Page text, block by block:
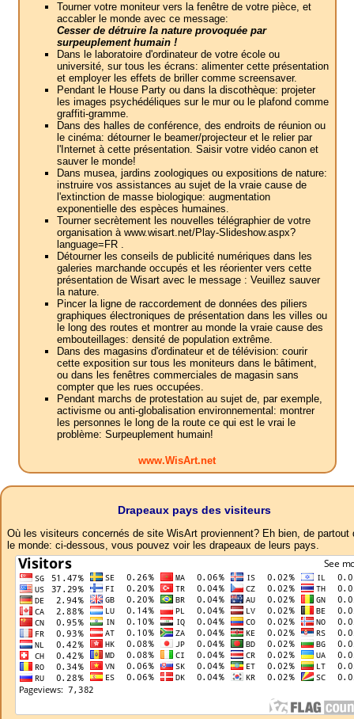
Tourner votre moniteur vers la fenêtre de votre pièce, et
accabler le monde avec ce message:
Cesser de détruire la nature provoquée par
surpeuplement humain !
Dans le laboratoire d'ordinateur de votre école ou
université, sur tous les écrans: alimenter cette présentation
et employer les effets de briller comme screensaver.
Pendant le House Party ou dans la discothèque: projeter
les images psychédéliques sur le mur ou le plafond comme
graffiti-gramme.
Dans des halles de conférence, des endroits de réunion ou
le cinéma: détourner le beamer/projecteur et le relier par
l'Internet à cette présentation. Saisir votre vidéo canon et
sauver le monde!
Dans musea, jardins zoologiques ou expositions de nature:
instruire vos assistances au sujet de la vraie cause de
l'extinction de masse biologique: augmentation
exponentielle des espèces humaines.
Tourner secrètement les nouvelles télégraphier de votre
organisation à www.wisart.net/Play-Slideshow.aspx?
language=FR .
Détourner les conseils de publicité numériques dans les
galeries marchande occupés et les réorienter vers cette
présentation de Wisart avec le message : Veuillez sauver
la nature.
Pincer la ligne de raccordement de données des piliers
graphiques électroniques de présentation dans les villes ou
le long des routes et montrer au monde la vraie cause des
embouteillages: densité de population extrême.
Dans des magasins d'ordinateur et de télévision: courir
cette exposition sur tous les moniteurs dans le bâtiment,
ou dans les fenêtres commerciales de magasin sans
compter que les rues occupées.
Pendant marchs de protestation au sujet de, par exemple,
activisme ou anti-globalisation environnemental: montrer
les personnes le long de la route ce qui est le vrai le
problème: Surpeuplement humain!
www.WisArt.net
Drapeaux pays des visiteurs
Où les visiteurs concernés de site WisArt proviennent? Eh bien, de partout
le monde: ci-dessous, vous pouvez voir les drapeaux de leurs pays.